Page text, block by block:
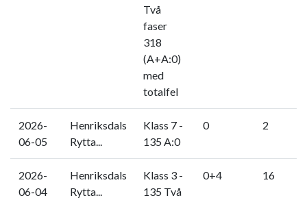
Två
faser
318
(A+A:0)
med
totalfel
2026-
06-05
Henriksdals
Rytta...
Klass 7 -
135 A:0
0 2
2026-
06-04
Henriksdals
Rytta...
Klass 3 -
135 Två
0+4 16